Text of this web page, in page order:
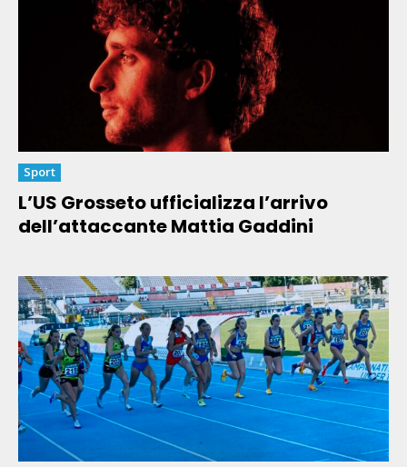
Sport
L’US Grosseto ufficializza l’arrivo
dell’attaccante Mattia Gaddini